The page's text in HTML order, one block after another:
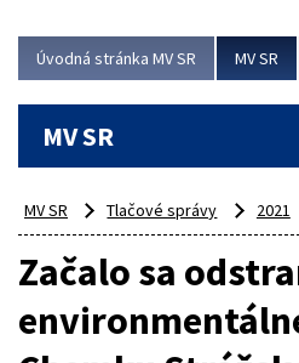
Úvodná stránka MV SR MV SR
MV SR
MV SR Tlačové správy 2021
Začalo sa